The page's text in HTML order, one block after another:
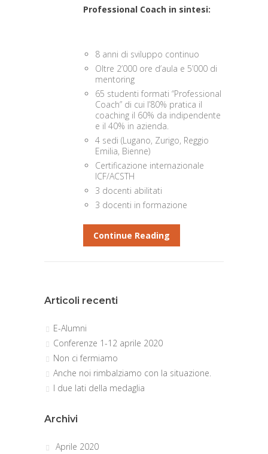
Professional Coach in sintesi:
8 anni di sviluppo continuo
Oltre 2’000 ore d’aula e 5’000 di
mentoring
65 studenti formati “Profes­sional
Coach” di cui l’80% pratica il
coaching il 60% da indipendente
e il 40% in azien­da.
4 sedi (Lugano, Zurigo, Reggio
Emilia, Bienne)
Certificazione internazionale
ICF/ACSTH
3 docenti abilitati
3 docenti in formazione
Continue Reading
Articoli recenti
E-Alumni
Conferenze 1-12 aprile 2020
Non ci fermiamo
Anche noi rimbalziamo con la situazione.
I due lati della medaglia
Archivi
Aprile 2020